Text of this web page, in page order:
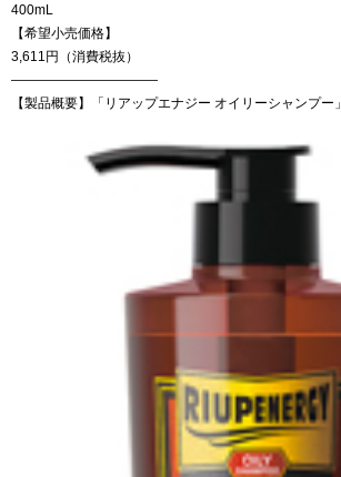
400mL
【希望小売価格】
3,611円（消費税抜）
———————————
【製品概要】「リアップエナジー オイリーシャンプー」